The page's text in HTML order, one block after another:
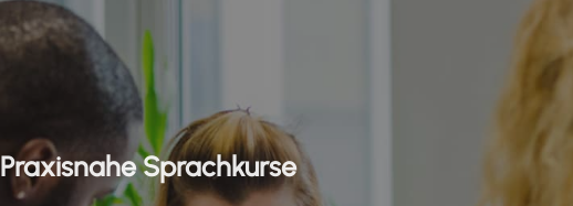
Praxisnahe Sprachkurse